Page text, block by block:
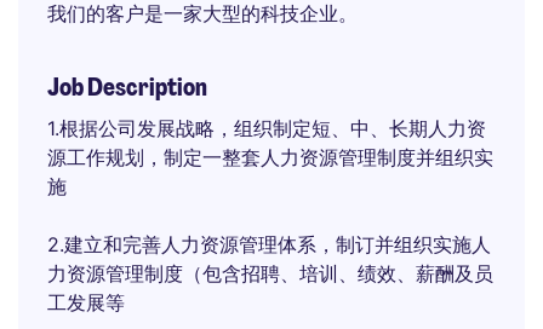
我们的客户是一家大型的科技企业。
Job Description
1.根据公司发展战略，组织制定短、中、长期人力资
源工作规划，制定一整套人力资源管理制度并组织实
施
2.建立和完善人力资源管理体系，制订并组织实施人
力资源管理制度（包含招聘、培训、绩效、薪酬及员
工发展等